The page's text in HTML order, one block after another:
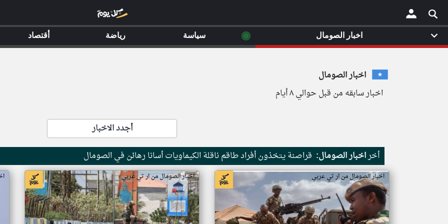
×
اخبار الصومال
اخبار سابقه من قبل حوالي ٨ أيام
أجدد الاخبار
أخراخبار الصومال: قراصنة يتخذون أفراد طاقم ناقلة الكيماويات أسانا رهائن في الصومال
اخبار الصومال من ار تي عربي اخبار الصومال من ار تي عربي
اخبار الصومال ◉ سياسة رياضة أقتصاد